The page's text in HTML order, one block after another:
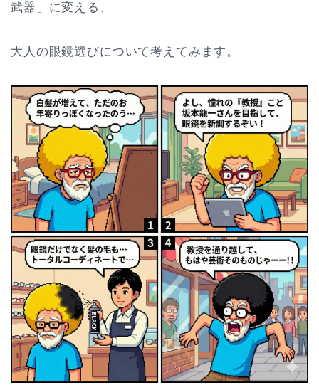
武器」に変える、
大人の眼鏡選びについて考えてみます。